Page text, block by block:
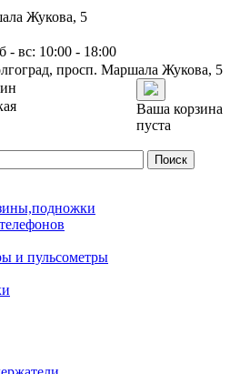
Жукова, 5
- вс: 10:00 - 18:00
просп. Маршала Жукова, 5
Ваша корзина
пуста
и пульсометры